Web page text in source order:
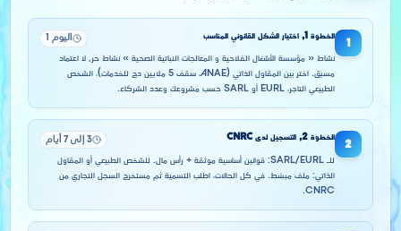
1
الخطوة 1
, اختيار الشكل القانوني المناسب اليوم 1
نشاط « مؤسسة الأشغال الفلاحية و المعالجات النباتية الصحية » نشاط حر, لا اعتماد
مسبق. اختر بين المقاول الذاتي (ANAE، سقف 5 ملايين دج للخدمات)، الشخص
الطبيعي التاجر، EURL أو SARL حسب مشروعك وعدد الشركاء.
2
الخطوة 2
, التسجيل لدى CNRC 3 إلى 7 أيام
للـ SARL/EURL: قوانين أساسية موثقة + رأس مال. للشخص الطبيعي أو المقاول
الذاتي: ملف مبسّط. في كل الحالات، اطلب التسمية ثم مستخرج السجل التجاري من
CNRC.